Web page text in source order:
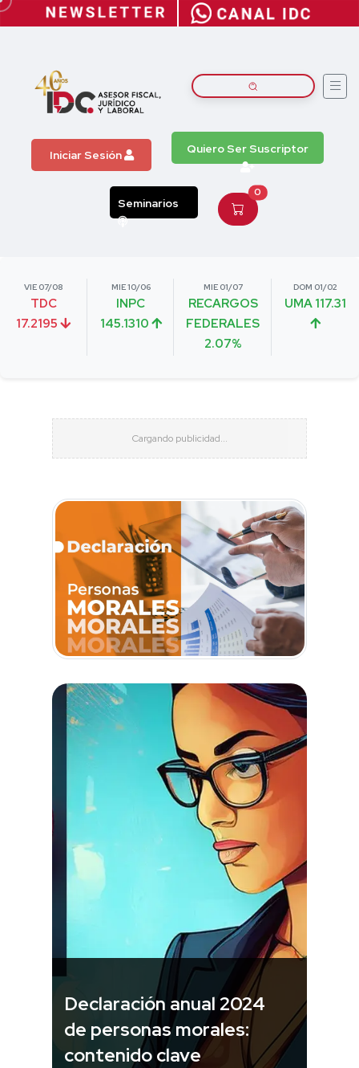
Iniciar Sesión Quiero Ser Suscriptor
Seminarios
0
VIE 07/08
TDC
17.2195
MIE 10/06
INPC
145.1310
MIE 01/07
RECARGOS
FEDERALES
2.07%
DOM 01/02
UMA 117.31
Declaración anual 2024
de personas morales:
contenido clave